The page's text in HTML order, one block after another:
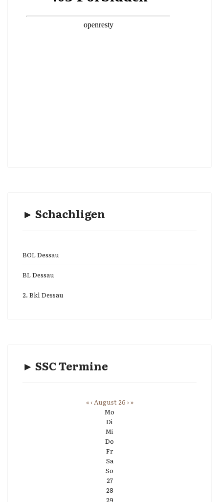
► Schachligen
BOL Dessau
BL Dessau
2. Bkl Dessau
► SSC Termine
«‹ August 26 ›»
Mo
Di
Mi
Do
Fr
Sa
So
27
28
29